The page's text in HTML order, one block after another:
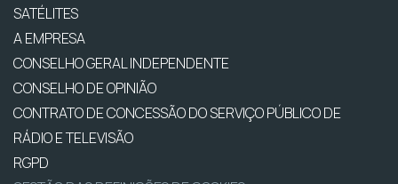
SATÉLITES
A EMPRESA
CONSELHO GERAL INDEPENDENTE
CONSELHO DE OPINIÃO
CONTRATO DE CONCESSÃO DO SERVIÇO PÚBLICO DE
RÁDIO E TELEVISÃO
RGPD